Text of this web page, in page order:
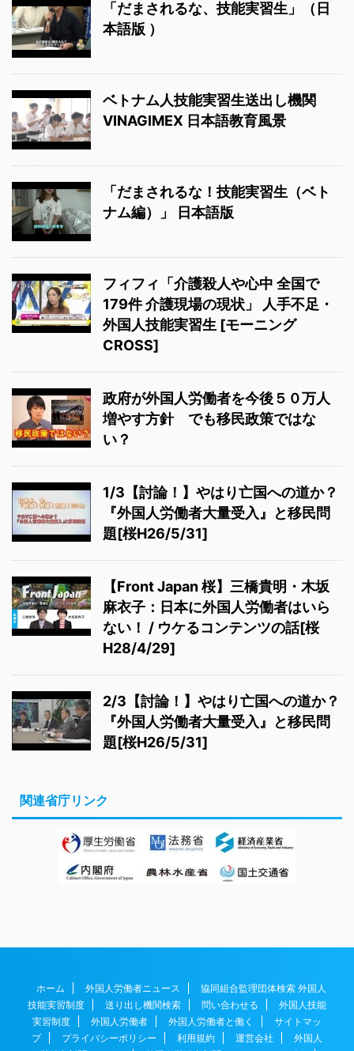
「だまされるな、技能実習生」（日
本語版 ）
ベトナム人技能実習生送出し機関
VINAGIMEX 日本語教育風景
「だまされるな！技能実習生（ベト
ナム編）」 日本語版
フィフィ「介護殺人や心中 全国で
179件 介護現場の現状」 人手不足・
外国人技能実習生 [モーニング
CROSS]
政府が外国人労働者を今後５０万人
増やす方針 でも移民政策ではな
い？
1/3【討論！】やはり亡国への道か？
『外国人労働者大量受入』と移民問
題[桜H26/5/31]
【Front Japan 桜】三橋貴明・木坂
麻衣子：日本に外国人労働者はいら
ない！ / ウケるコンテンツの話[桜
H28/4/29]
2/3【討論！】やはり亡国への道か？
『外国人労働者大量受入』と移民問
題[桜H26/5/31]
関連省庁リンク
ホーム 外国人労働者ニュース
協同組合監理団体検索 外国人
技能実習制度
送り出し機関検索 問い合わせる
外国人技能
実習制度
外国人労働者 外国人労働者と働く
サイトマッ
プ
プライバシーポリシー 利用規約 運営会社
外国人